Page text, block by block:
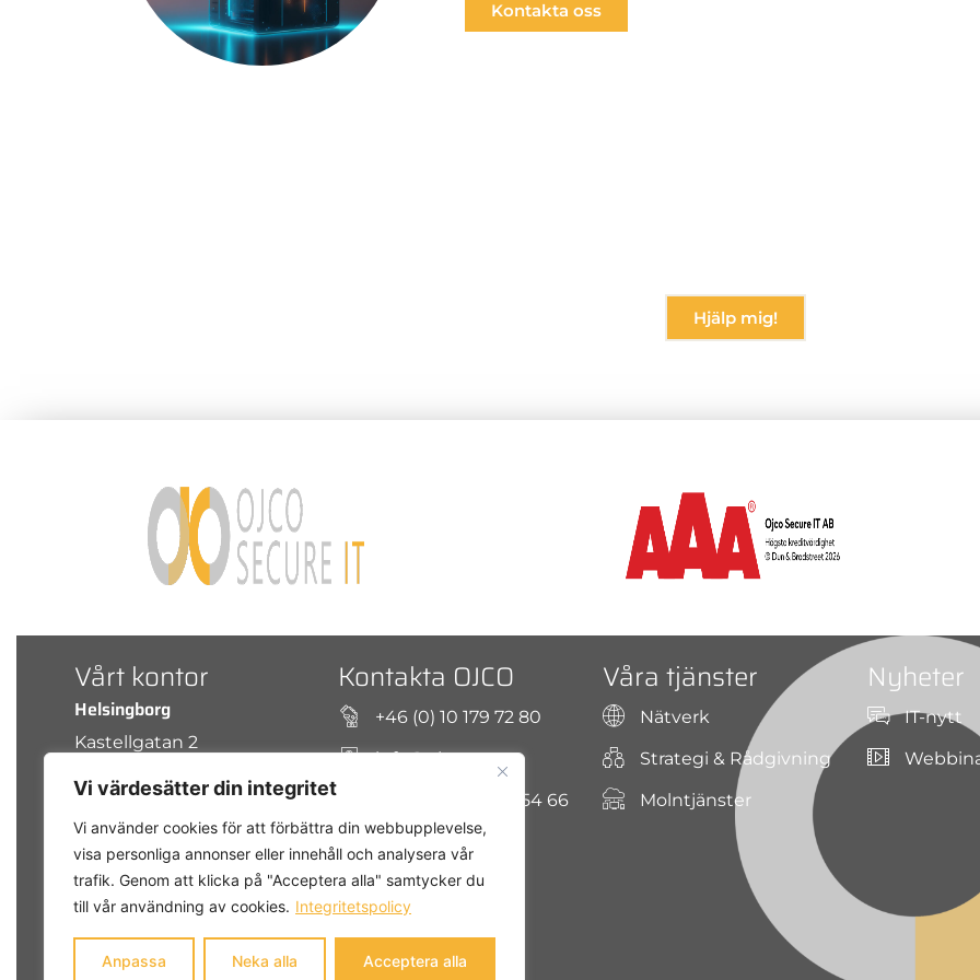
Vi värdesätter din integritet
Vi använder cookies för att förbättra din webbupplevelse,
visa personliga annonser eller innehåll och analysera vår
trafik. Genom att klicka på "Acceptera alla" samtycker du
till vår användning av cookies. Integritetspolicy
Anpassa Neka alla Acceptera alla
Kontakta oss
Hjälp mig!
Vårt kontor
Helsingborg
Kastellgatan 2
Sverige
Integritetspolicy
Kontakta OJCO
+46 (0) 10 179 72 80
info@ojco.se
Kastellgatan 2, 254 66
Våra sociala kanaler
Våra tjänster
Nätverk
Strategi & Rådgivning
Molntjänster
Nyheter
IT-nytt